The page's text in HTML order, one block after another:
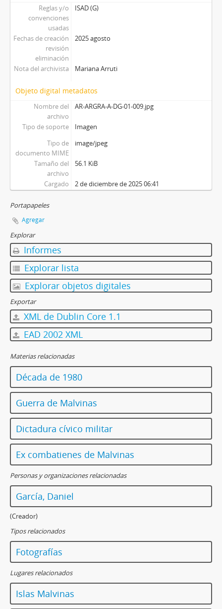
Reglas y/o
convenciones
usadas
ISAD (G)
Fechas de creación
revisión
eliminación
2025 agosto
Nota del archivista Mariana Arruti
Objeto digital metadatos
Nombre del
archivo
AR-ARGRA-A-DG-01-009.jpg
Tipo de soporte
Imagen
Tipo de
documento MIME
image/jpeg
Tamaño del
archivo
56.1 KiB
Cargado 2 de diciembre de 2025 06:41
Portapapeles
Agregar
Explorar
Informes
Explorar lista
Explorar objetos digitales
Exportar
XML de Dublin Core 1.1
EAD 2002 XML
Materias relacionadas
Década de 1980
Guerra de Malvinas
Dictadura cívico militar
Ex combatienes de Malvinas
Personas y organizaciones relacionadas
García, Daniel
(Creador)
Tipos relacionados
Fotografías
Lugares relacionados
Islas Malvinas